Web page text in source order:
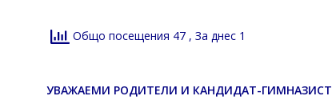
Общо посещения 47 , За днес 1
УВАЖАЕМИ РОДИТЕЛИ И КАНДИДАТ-